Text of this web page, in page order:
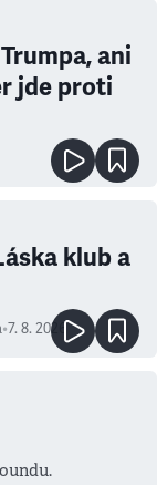
ani
jde proti
klub a
•7. 8. 2026